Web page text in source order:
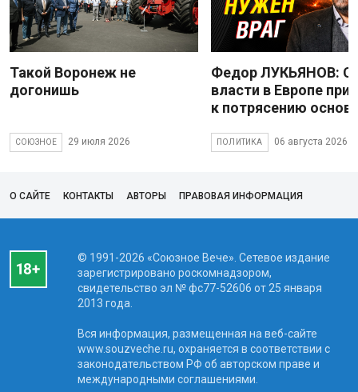
Такой Воронеж не
догонишь
СОЮЗНОЕ 29 июля 2026
Федор ЛУКЬЯНОВ:
власти в Европе
к потрясению основ
ПОЛИТИКА 06 августа 2026
О САЙТЕ КОНТАКТЫ АВТОРЫ ПРАВОВАЯ ИНФОРМАЦИЯ
© 1991-2026 «Союзное Вече». Сетевое издание
зарегистрировано роскомнадзором,
свидетельство эл № фc77-52606 от 25 января
2013 года.
Вся информация, размещенная на веб-сайте
www.souzveche.ru, охраняется в соответствии с
законодательством РФ об авторском праве и
международными соглашениями.